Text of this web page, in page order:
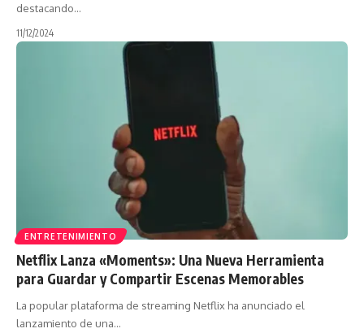
destacando…
11/12/2024
ENTRETENIMIENTO
Netflix Lanza «Moments»: Una Nueva Herramienta
para Guardar y Compartir Escenas Memorables
La popular plataforma de streaming Netflix ha anunciado el
lanzamiento de una…